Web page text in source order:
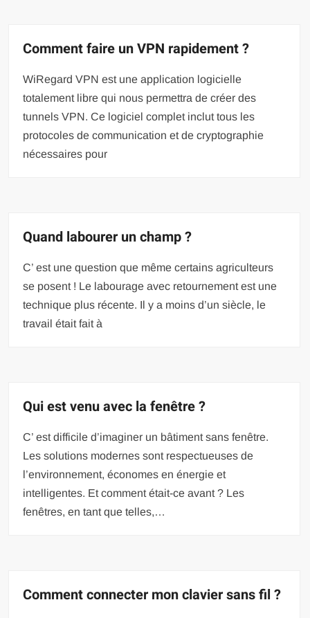
Comment faire un VPN rapidement ?
WiRegard VPN est une application logicielle
totalement libre qui nous permettra de créer des
tunnels VPN. Ce logiciel complet inclut tous les
protocoles de communication et de cryptographie
nécessaires pour
Quand labourer un champ ?
C’ est une question que même certains agriculteurs
se posent ! Le labourage avec retournement est une
technique plus récente. Il y a moins d’un siècle, le
travail était fait à
Qui est venu avec la fenêtre ?
C’ est difficile d’imaginer un bâtiment sans fenêtre.
Les solutions modernes sont respectueuses de
l’environnement, économes en énergie et
intelligentes. Et comment était-ce avant ? Les
fenêtres, en tant que telles,…
Comment connecter mon clavier sans fil ?